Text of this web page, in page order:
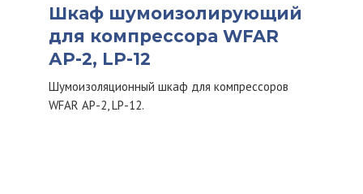
Шкаф шумоизолирующий
для компрессора WFAR
АР-2, LP-12
Шумоизоляционный шкаф для компрессоров
WFAR АР-2, LP-12.